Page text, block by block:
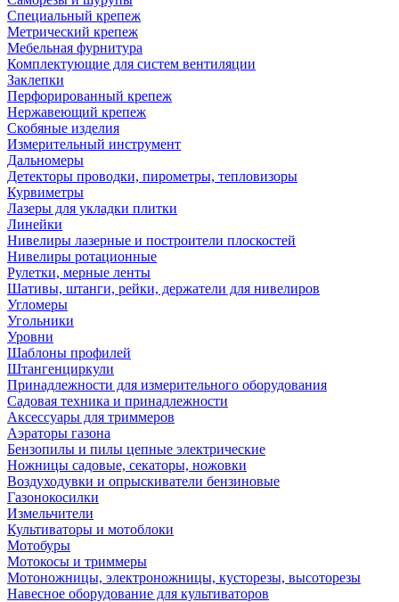
Специальный крепеж
Метрический крепеж
Мебельная фурнитура
Комплектующие для систем вентиляции
Заклепки
Перфорированный крепеж
Нержавеющий крепеж
Скобяные изделия
Измерительный инструмент
Дальномеры
Детекторы проводки, пирометры, тепловизоры
Курвиметры
Лазеры для укладки плитки
Линейки
Нивелиры лазерные и построители плоскостей
Нивелиры ротационные
Рулетки, мерные ленты
Шативы, штанги, рейки, держатели для нивелиров
Угломеры
Угольники
Уровни
Шаблоны профилей
Штангенциркули
Принадлежности для измерительного оборудования
Садовая техника и принадлежности
Аксессуары для триммеров
Аэраторы газона
Бензопилы и пилы цепные электрические
Ножницы садовые, секаторы, ножовки
Воздуходувки и опрыскиватели бензиновые
Газонокосилки
Измельчители
Культиваторы и мотоблоки
Мотобуры
Мотокосы и триммеры
Мотоножницы, электроножницы, кусторезы, высоторезы
Навесное оборудование для культиваторов